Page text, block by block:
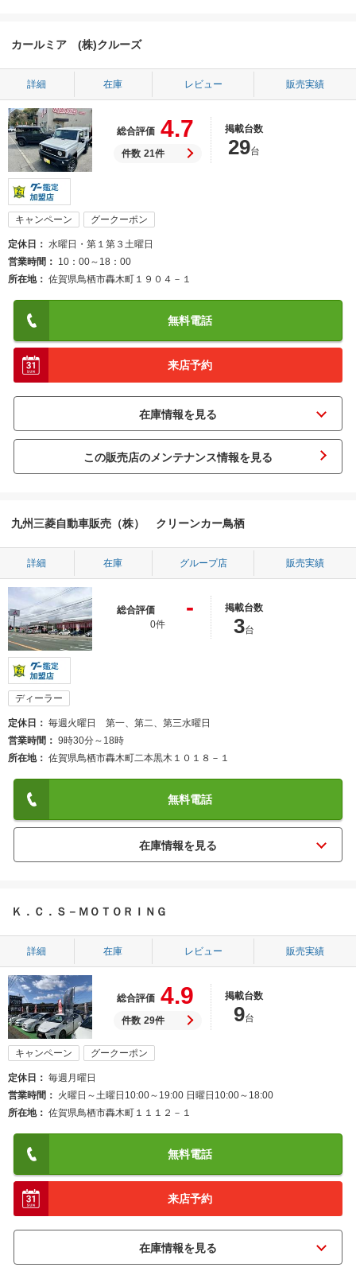
カールミア (株)クルーズ
詳細 在庫 レビュー 販売実績
総合評価 4.7
件数 21件
掲載台数
29台
キャンペーン グークーポン
定休日
水曜日・第１第３土曜日
営業時間
10：00～18：00
所在地
佐賀県鳥栖市轟木町１９０４－１
無料電話
来店予約
この販売店のメンテナンス情報を見る
九州三菱自動車販売（株） クリーンカー鳥栖
詳細 在庫 グループ店 販売実績
総合評価 -
0件
掲載台数
3台
ディーラー
定休日
毎週火曜日 第一、第二、第三水曜日
営業時間
9時30分～18時
所在地
佐賀県鳥栖市轟木町二本黒木１０１８－１
無料電話
Ｋ．Ｃ．Ｓ－ＭＯＴＯＲＩＮＧ
詳細 在庫 レビュー 販売実績
総合評価 4.9
件数 29件
掲載台数
9台
キャンペーン グークーポン
定休日
毎週月曜日
営業時間
火曜日～土曜日10:00～19:00 日曜日10:00～18:00
所在地
佐賀県鳥栖市轟木町１１１２－１
無料電話
来店予約